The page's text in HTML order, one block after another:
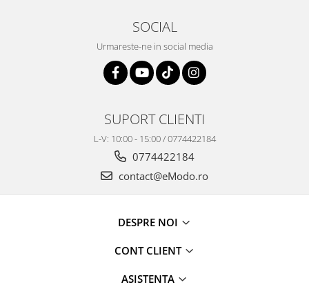
SOCIAL
Urmareste-ne in social media
SUPORT CLIENTI
L-V: 10:00 - 15:00 / 0774422184
0774422184
contact@eModo.ro
DESPRE NOI
CONT CLIENT
ASISTENTA